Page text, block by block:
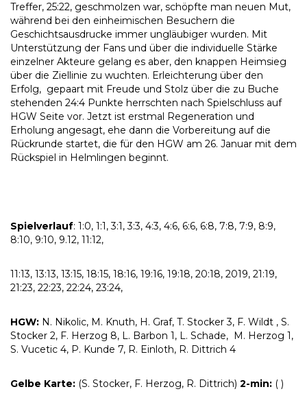
Treffer, 25:22, geschmolzen war, schöpfte man neuen Mut,
während bei den einheimischen Besuchern die
Geschichtsausdrucke immer ungläubiger wurden. Mit
Unterstützung der Fans und über die individuelle Stärke
einzelner Akteure gelang es aber, den knappen Heimsieg
über die Ziellinie zu wuchten. Erleichterung über den
Erfolg, gepaart mit Freude und Stolz über die zu Buche
stehenden 24:4 Punkte herrschten nach Spielschluss auf
HGW Seite vor. Jetzt ist erstmal Regeneration und
Erholung angesagt, ehe dann die Vorbereitung auf die
Rückrunde startet, die für den HGW am 26. Januar mit dem
Rückspiel in Helmlingen beginnt.
Spielverlauf: 1:0, 1:1, 3:1, 3:3, 4:3, 4:6, 6:6, 6:8, 7:8, 7:9, 8:9,
8:10, 9:10, 9.12, 11:12,
11:13, 13:13, 13:15, 18:15, 18:16, 19:16, 19:18, 20:18, 2019, 21:19,
21:23, 22:23, 22:24, 23:24,
HGW: N. Nikolic, M. Knuth, H. Graf, T. Stocker 3, F. Wildt , S.
Stocker 2, F. Herzog 8, L. Barbon 1, L. Schade, M. Herzog 1,
S. Vucetic 4, P. Kunde 7, R. Einloth, R. Dittrich 4
Gelbe Karte: (S. Stocker, F. Herzog, R. Dittrich) 2-min: ( )